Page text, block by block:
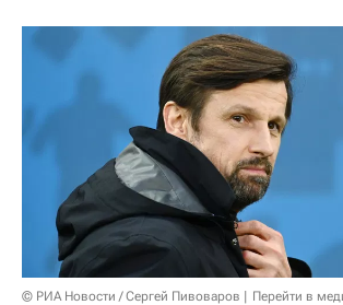
© РИА Новости / Сергей Пивоваров
Перейти в